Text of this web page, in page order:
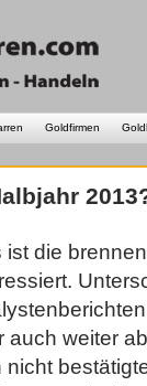
Goldfirmen
ist die
auch weiter